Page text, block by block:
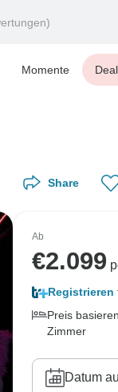
Momente
Share
Ab
€2.099
Registrieren
Preis
Zimmer
Datum